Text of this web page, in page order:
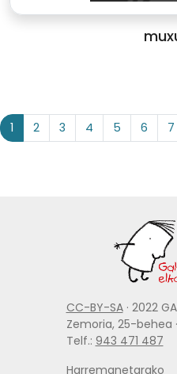
1 2 3 4 5 6 7
CC-BY-SA· 2022
Zemoria, 25-behea
Telf.: 943 471 487
Harremanetarako